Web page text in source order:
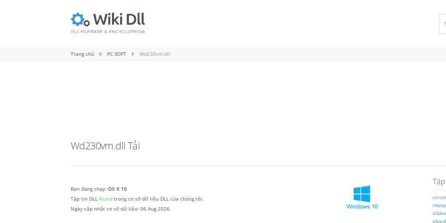
Trang chủ PC SOFT Wd230vm.dll
Wd230vm.dll Tải
Bạn đang chạy: OS X 10
Tập tin DLL found trong cơ sở dữ liệu DLL của chúng tôi.
Ngày cập nhật cơ sở dữ liệu: 06 Aug 2026